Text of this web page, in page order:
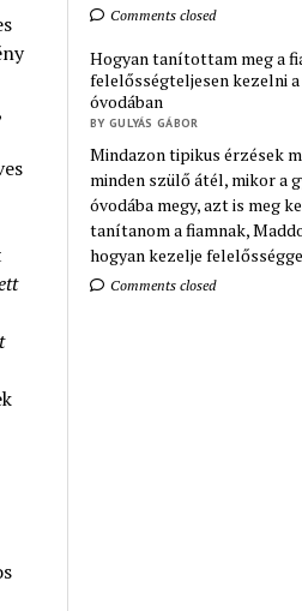
Comments closed
Hogyan tanítottam meg a
felelősségteljesen kezelni a
óvodában
BY GULYÁS GÁBOR
Mindazon tipikus érzések
minden szülő átél, mikor a
óvodába megy, azt is meg
tanítanom a fiamnak,
hogyan kezelje
Comments closed